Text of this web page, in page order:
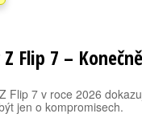
Z Flip 7 –
Flip 7 v roce 2026
jen o kompromisech.